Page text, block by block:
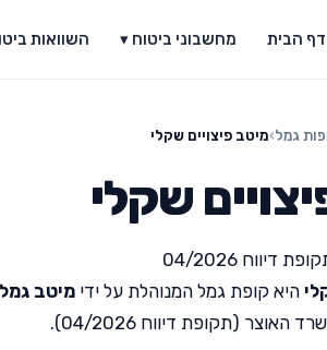
דף הבית מחשבוני ביטוח ▾ השוואות
גמל›מיטב פיצויים שקלי
שקלי
דיווח 04/2026
היא קופת גמל המנוהלת על ידי מיטב
(תקופת דיווח 04/2026).